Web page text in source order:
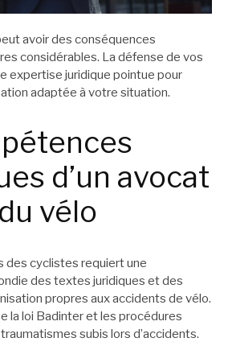
avoir des conséquences
considérables. La défense de vos
expertise juridique pointue pour
adaptée à votre situation.
d’un avocat
vélo
des cyclistes requiert une
des textes juridiques et des
propres aux accidents de vélo.
la loi Badinter et les procédures
subis lors d’accidents.